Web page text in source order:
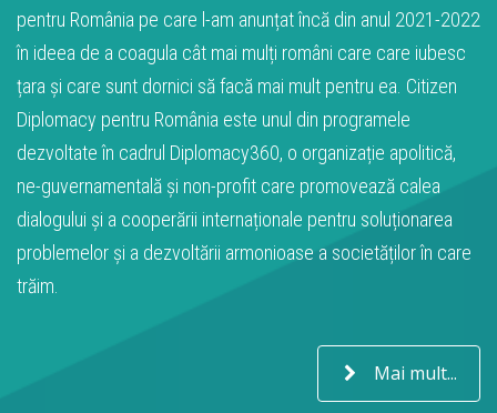
pentru România pe care l-am anunțat încă din anul 2021-2022
în ideea de a coagula cât mai mulți români care care iubesc
țara și care sunt dornici să facă mai mult pentru ea. Citizen
Diplomacy pentru România este unul din programele
dezvoltate în cadrul Diplomacy360, o organizație apolitică,
ne-guvernamentală și non-profit care promovează calea
dialogului și a cooperării internaționale pentru soluționarea
problemelor și a dezvoltării armonioase a societăților în care
trăim.
Mai mult...